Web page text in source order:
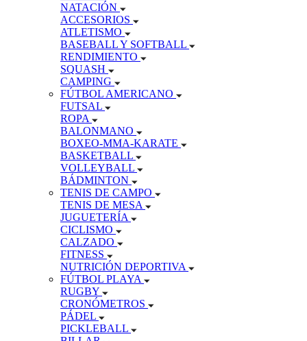
NATACIÓN
ACCESORIOS
ATLETISMO
BASEBALL Y SOFTBALL
RENDIMIENTO
SQUASH
CAMPING
FÚTBOL AMERICANO
FUTSAL
ROPA
BALONMANO
BOXEO-MMA-KARATE
BASKETBALL
VOLLEYBALL
BÁDMINTON
TENIS DE CAMPO
TENIS DE MESA
JUGUETERÍA
CICLISMO
CALZADO
FITNESS
NUTRICIÓN DEPORTIVA
FÚTBOL PLAYA
RUGBY
CRONÓMETROS
PÁDEL
PICKLEBALL